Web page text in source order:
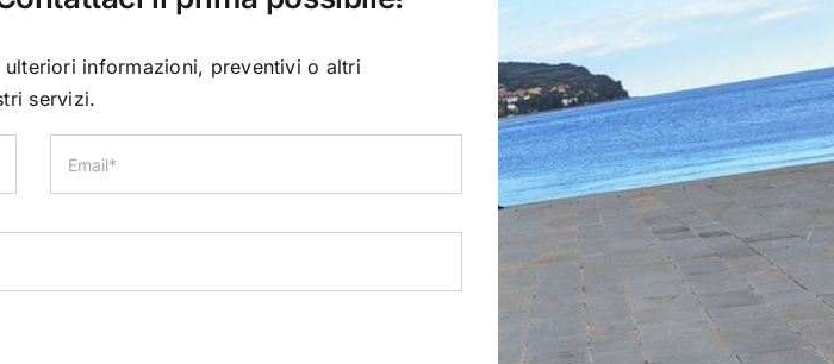
informazioni, preventivi o altri
servizi.